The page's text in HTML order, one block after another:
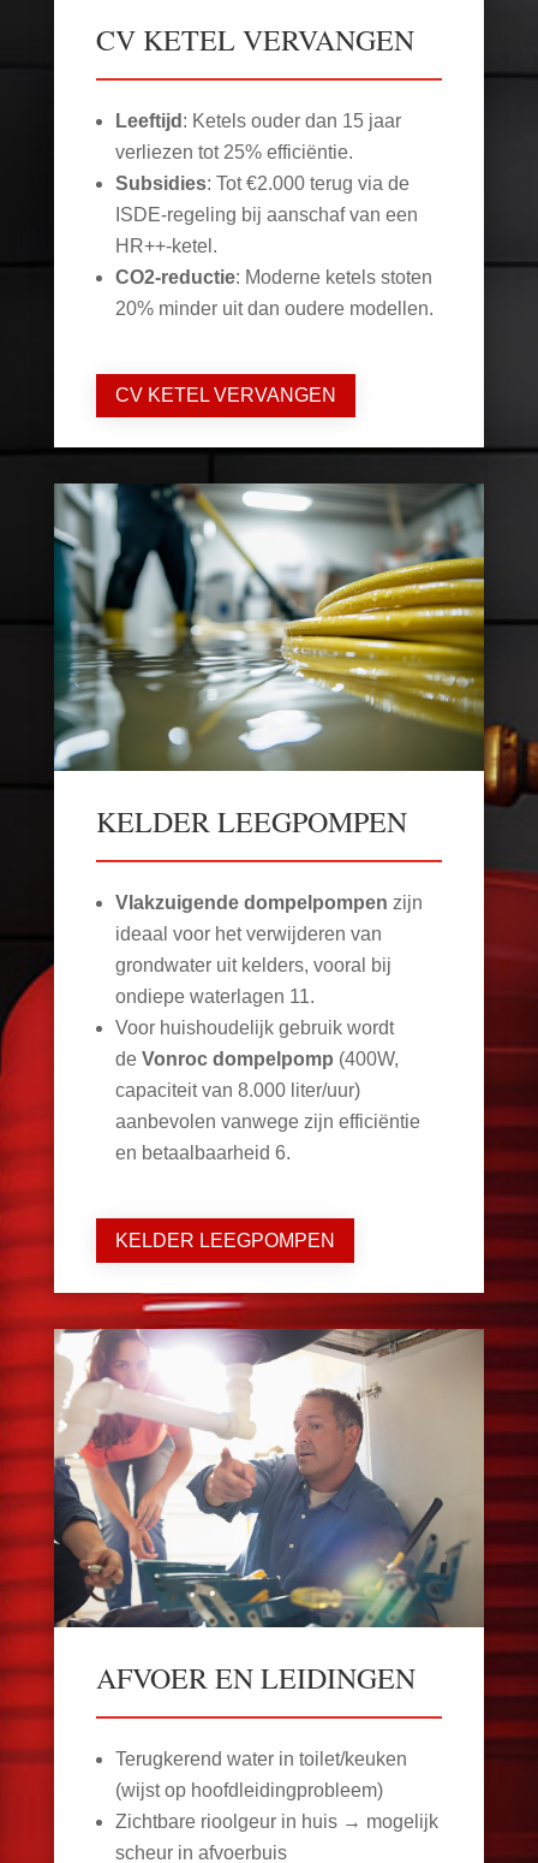
CV KETEL VERVANGEN
Leeftijd : Ketels ouder dan 15 jaar
verliezen tot 25% efficiëntie.
Subsidies: Tot €2.000 terug via de
ISDE-regeling bij aanschaf van een
HR++-ketel.
CO2-reductie: Moderne ketels stoten
20% minder uit dan oudere modellen.
CV KETEL VERVANGEN
KELDER LEEGPOMPEN
Vlakzuigende dompelpompen zijn
ideaal voor het verwijderen van
grondwater uit kelders, vooral bij
ondiepe waterlagen 11.
Voor huishoudelijk gebruik wordt
de Vonroc dompelpomp (400W,
capaciteit van 8.000 liter/uur)
aanbevolen vanwege zijn efficiëntie
en betaalbaarheid 6.
KELDER LEEGPOMPEN
AFVOER EN LEIDINGEN
Terugkerend water in toilet/keuken
(wijst op hoofdleidingprobleem)
Zichtbare rioolgeur in huis → mogelijk
scheur in afvoerbuis